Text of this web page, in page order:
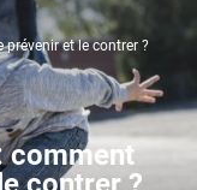
prévenir et le contrer ?
comment